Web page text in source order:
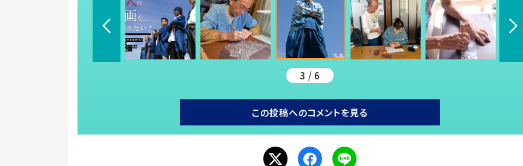
3 / 6
この投稿へのコメントを見る